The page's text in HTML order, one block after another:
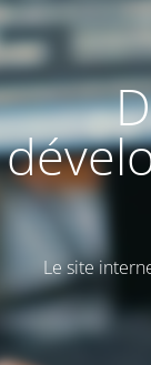
Le site